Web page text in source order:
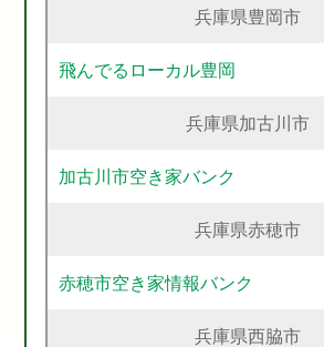
兵庫県豊岡市
飛んでるローカル豊岡
兵庫県加古川市
加古川市空き家バンク
兵庫県赤穂市
赤穂市空き家情報バンク
兵庫県西脇市